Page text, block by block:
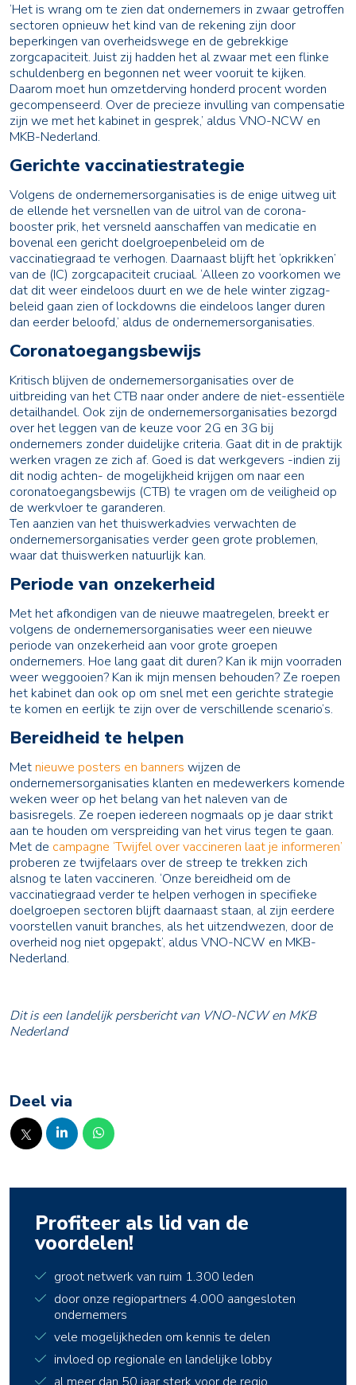
‘Het is wrang om te zien dat ondernemers in zwaar getroffen
sectoren opnieuw het kind van de rekening zijn door
beperkingen van overheidswege en de gebrekkige
zorgcapaciteit. Juist zij hadden het al zwaar met een flinke
schuldenberg en begonnen net weer vooruit te kijken.
Daarom moet hun omzetderving honderd procent worden
gecompenseerd. Over de precieze invulling van compensatie
zijn we met het kabinet in gesprek,’ aldus VNO-NCW en
MKB-Nederland.
Gerichte vaccinatiestrategie
Volgens de ondernemersorganisaties is de enige uitweg uit
de ellende het versnellen van de uitrol van de corona-
booster prik, het versneld aanschaffen van medicatie en
bovenal een gericht doelgroepenbeleid om de
vaccinatiegraad te verhogen. Daarnaast blijft het ‘opkrikken’
van de (IC) zorgcapaciteit cruciaal. ‘Alleen zo voorkomen we
dat dit weer eindeloos duurt en we de hele winter zigzag-
beleid gaan zien of lockdowns die eindeloos langer duren
dan eerder beloofd,’ aldus de ondernemersorganisaties.
Coronatoegangsbewijs
Kritisch blijven de ondernemersorganisaties over de
uitbreiding van het CTB naar onder andere de niet-essentiële
detailhandel. Ook zijn de ondernemersorganisaties bezorgd
over het leggen van de keuze voor 2G en 3G bij
ondernemers zonder duidelijke criteria. Gaat dit in de praktijk
werken vragen ze zich af. Goed is dat werkgevers -indien zij
dit nodig achten- de mogelijkheid krijgen om naar een
coronatoegangsbewijs (CTB) te vragen om de veiligheid op
de werkvloer te garanderen.
Ten aanzien van het thuiswerkadvies verwachten de
ondernemersorganisaties verder geen grote problemen,
waar dat thuiswerken natuurlijk kan.
Periode van onzekerheid
Met het afkondigen van de nieuwe maatregelen, breekt er
volgens de ondernemersorganisaties weer een nieuwe
periode van onzekerheid aan voor grote groepen
ondernemers. Hoe lang gaat dit duren? Kan ik mijn voorraden
weer weggooien? Kan ik mijn mensen behouden? Ze roepen
het kabinet dan ook op om snel met een gerichte strategie
te komen en eerlijk te zijn over de verschillende scenario’s.
Bereidheid te helpen
Met nieuwe posters en banners wijzen de
ondernemersorganisaties klanten en medewerkers komende
weken weer op het belang van het naleven van de
basisregels. Ze roepen iedereen nogmaals op je daar strikt
aan te houden om verspreiding van het virus tegen te gaan.
Met de campagne ‘Twijfel over vaccineren laat je informeren’
proberen ze twijfelaars over de streep te trekken zich
alsnog te laten vaccineren. ‘Onze bereidheid om de
vaccinatiegraad verder te helpen verhogen in specifieke
doelgroepen sectoren blijft daarnaast staan, al zijn eerdere
voorstellen vanuit branches, als het uitzendwezen, door de
overheid nog niet opgepakt’, aldus VNO-NCW en MKB-
Nederland.
Dit is een landelijk persbericht van VNO-NCW en MKB
Nederland
Deel via
Profiteer als lid van de
voordelen!
groot netwerk van ruim 1.300 leden
door onze regiopartners 4.000 aangesloten
ondernemers
vele mogelijkheden om kennis te delen
invloed op regionale en landelijke lobby